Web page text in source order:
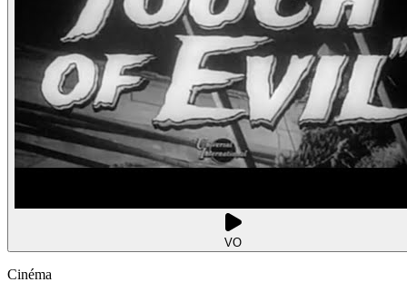
VO
Cinéma